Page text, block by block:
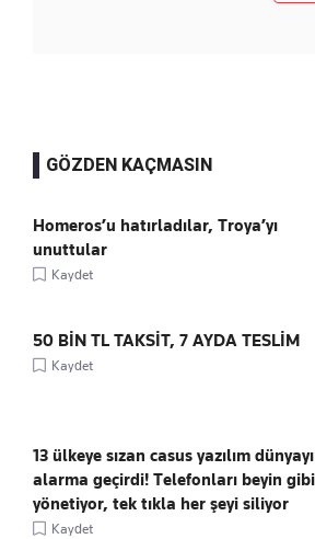
GÖZDEN KAÇMASIN
Homeros’u hatırladılar, Troya’yı
unuttular
Kaydet
50 BİN TL TAKSİT, 7 AYDA TESLİM
Kaydet
13 ülkeye sızan casus yazılım dünyayı
alarma geçirdi! Telefonları beyin gibi
yönetiyor, tek tıkla her şeyi siliyor
Kaydet